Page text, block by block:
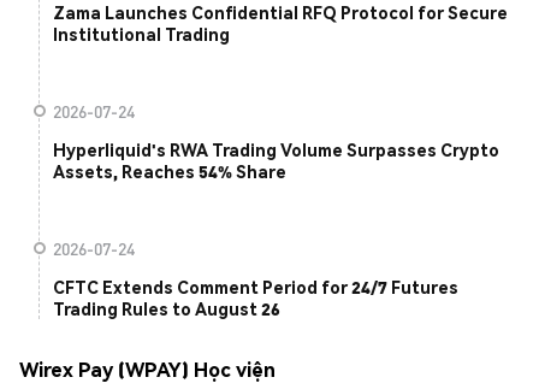
Zama Launches Confidential RFQ Protocol for Secure
Institutional Trading
2026-07-24
Hyperliquid's RWA Trading Volume Surpasses Crypto
Assets, Reaches 54% Share
2026-07-24
CFTC Extends Comment Period for 24/7 Futures
Trading Rules to August 26
Wirex Pay (WPAY) Học viện